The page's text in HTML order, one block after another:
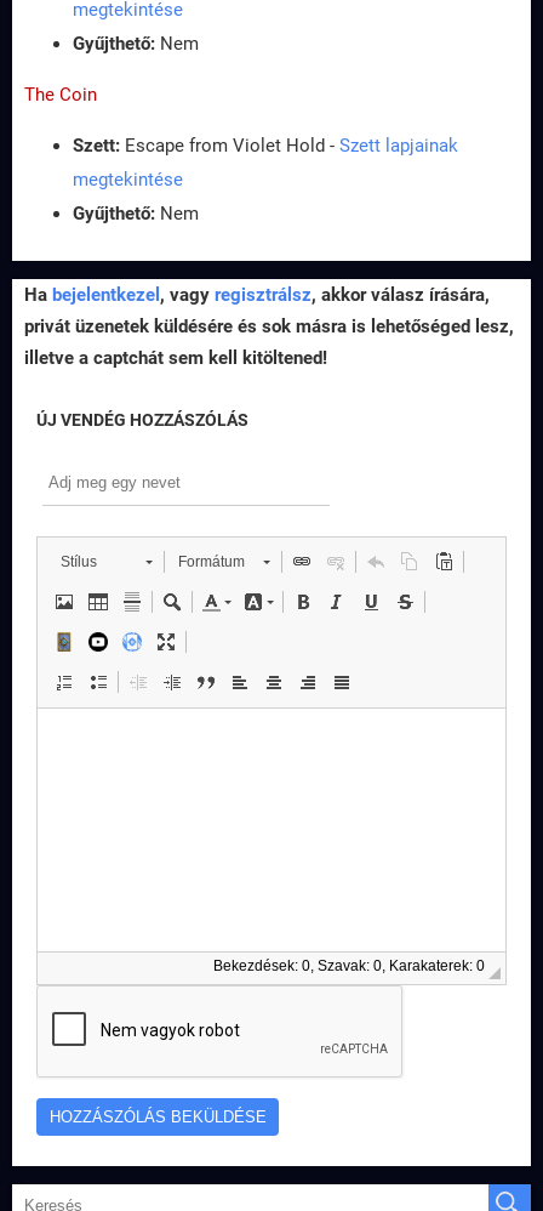
megtekintése
Gyűjthető: Nem
The Coin
Szett: Escape from Violet Hold - Szett lapjainak
megtekintése
Gyűjthető: Nem
Ha bejelentkezel , vagy regisztrálsz, akkor válasz írására,
privát üzenetek küldésére és sok másra is lehetőséged lesz,
illetve a captchát sem kell kitöltened!
ÚJ VENDÉG HOZZÁSZÓLÁS
Stílus Formátum
Bekezdések: 0, Szavak: 0, Karakaterek: 0